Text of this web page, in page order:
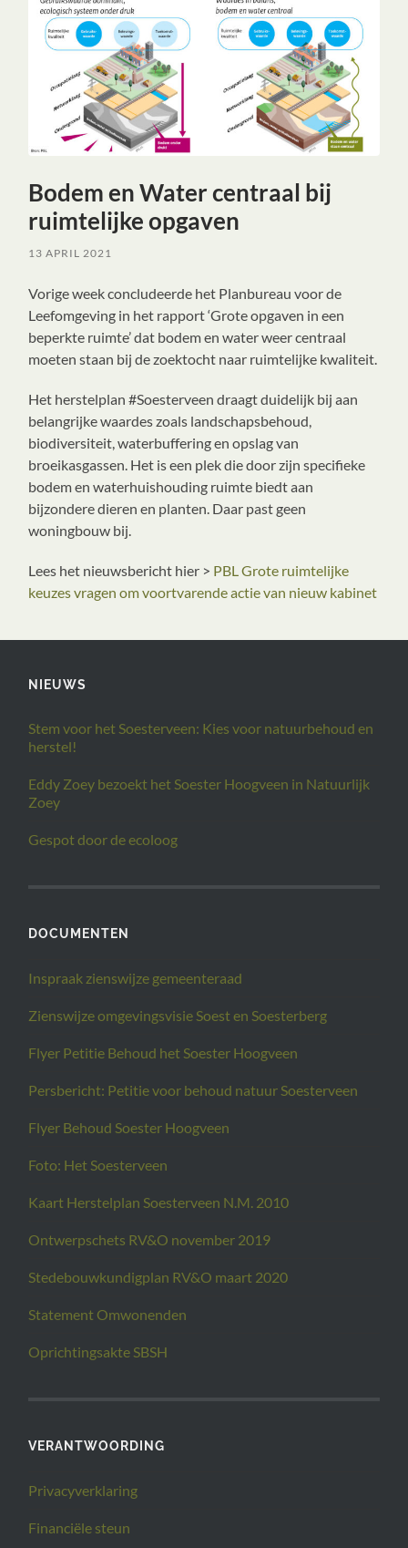
Bodem en Water centraal bij
ruimtelijke opgaven
13 APRIL 2021
Vorige week concludeerde het Planbureau voor de
Leefomgeving in het rapport ‘Grote opgaven in een
beperkte ruimte’ dat bodem en water weer centraal
moeten staan bij de zoektocht naar ruimtelijke kwaliteit.
Het herstelplan #Soesterveen draagt duidelijk bij aan
belangrijke waardes zoals landschapsbehoud,
biodiversiteit, waterbuffering en opslag van
broeikasgassen. Het is een plek die door zijn specifieke
bodem en waterhuishouding ruimte biedt aan
bijzondere dieren en planten. Daar past geen
woningbouw bij.
Lees het nieuwsbericht hier > PBL Grote ruimtelijke
keuzes vragen om voortvarende actie van nieuw kabinet
NIEUWS
Stem voor het Soesterveen: Kies voor natuurbehoud en
herstel!
Eddy Zoey bezoekt het Soester Hoogveen in Natuurlijk
Zoey
Gespot door de ecoloog
DOCUMENTEN
Inspraak zienswijze gemeenteraad
Zienswijze omgevingsvisie Soest en Soesterberg
Flyer Petitie Behoud het Soester Hoogveen
Persbericht: Petitie voor behoud natuur Soesterveen
Flyer Behoud Soester Hoogveen
Foto: Het Soesterveen
Kaart Herstelplan Soesterveen N.M. 2010
Ontwerpschets RV&O november 2019
Stedebouwkundigplan RV&O maart 2020
Statement Omwonenden
Oprichtingsakte SBSH
VERANTWOORDING
Privacyverklaring
Financiële steun